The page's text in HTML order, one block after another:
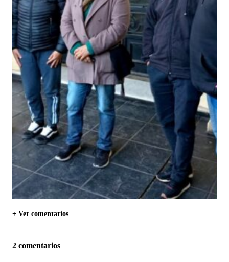
+ Ver comentarios
2 comentarios